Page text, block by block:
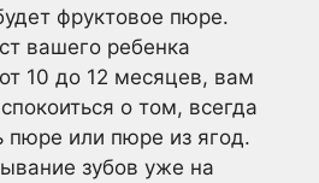
фруктовое пюре.
вашего ребенка
10 до 12 месяцев, вам
о том, всегда
пюре или пюре из ягод.
зубов уже на